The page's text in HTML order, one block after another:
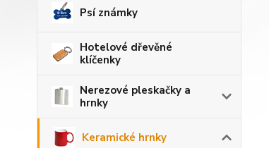
Psí známky
Hotelové dřevěné
klíčenky
Nerezové pleskačky a
hrnky
Keramické hrnky